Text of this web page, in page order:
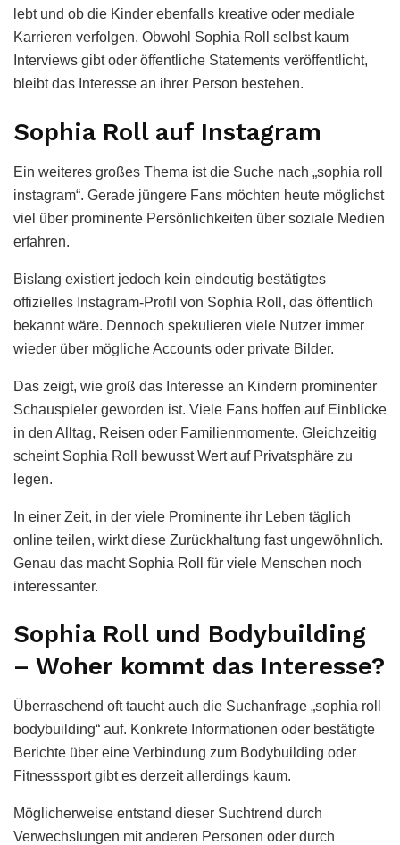
lebt und ob die Kinder ebenfalls kreative oder mediale
Karrieren verfolgen. Obwohl Sophia Roll selbst kaum
Interviews gibt oder öffentliche Statements veröffentlicht,
bleibt das Interesse an ihrer Person bestehen.
Sophia Roll auf Instagram
Ein weiteres großes Thema ist die Suche nach „sophia roll
instagram“. Gerade jüngere Fans möchten heute möglichst
viel über prominente Persönlichkeiten über soziale Medien
erfahren.
Bislang existiert jedoch kein eindeutig bestätigtes
offizielles Instagram-Profil von Sophia Roll, das öffentlich
bekannt wäre. Dennoch spekulieren viele Nutzer immer
wieder über mögliche Accounts oder private Bilder.
Das zeigt, wie groß das Interesse an Kindern prominenter
Schauspieler geworden ist. Viele Fans hoffen auf Einblicke
in den Alltag, Reisen oder Familienmomente. Gleichzeitig
scheint Sophia Roll bewusst Wert auf Privatsphäre zu
legen.
In einer Zeit, in der viele Prominente ihr Leben täglich
online teilen, wirkt diese Zurückhaltung fast ungewöhnlich.
Genau das macht Sophia Roll für viele Menschen noch
interessanter.
Sophia Roll und Bodybuilding
– Woher kommt das Interesse?
Überraschend oft taucht auch die Suchanfrage „sophia roll
bodybuilding“ auf. Konkrete Informationen oder bestätigte
Berichte über eine Verbindung zum Bodybuilding oder
Fitnesssport gibt es derzeit allerdings kaum.
Möglicherweise entstand dieser Suchtrend durch
Verwechslungen mit anderen Personen oder durch